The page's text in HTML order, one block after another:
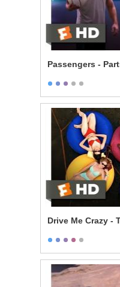
Passengers -
Drive Me Crazy -